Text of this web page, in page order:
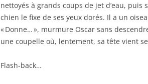
nettoyés à grands coups de jet d’eau,
chien le fixe de ses yeux dorés. Il a un
« Donne… », murmure Oscar sans
une coupelle où, lentement, sa tête vient
Flash-back…